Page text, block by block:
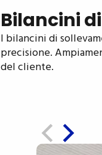
Bilancini
I bilancini di
precisione.
del cliente.